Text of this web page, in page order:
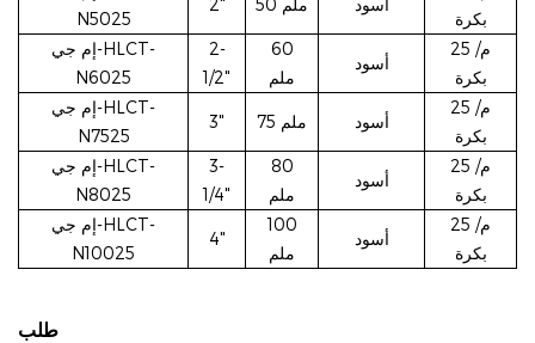
N5025
2" 50 ملم أسود
بكرة
إم جي-HLCT-
N6025
2-
1/2"
60
ملم
أسود
25 م/
بكرة
إم جي-HLCT-
N7525
3" 75 ملم أسود
25 م/
بكرة
إم جي-HLCT-
N8025
3-
1/4"
80
ملم
أسود
25 م/
بكرة
إم جي-HLCT-
N10025
4"
100
ملم
أسود
25 م/
بكرة
طلب